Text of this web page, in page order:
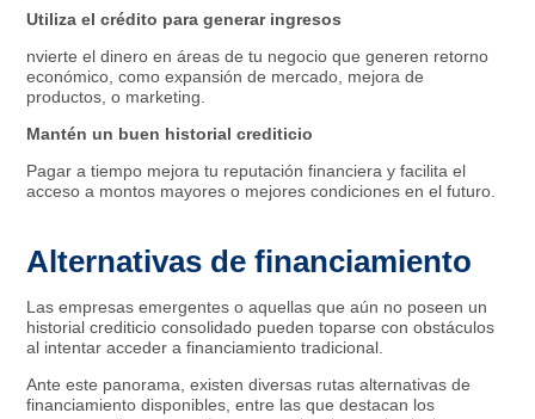
Utiliza el crédito para generar ingresos
nvierte el dinero en áreas de tu negocio que generen retorno
económico, como expansión de mercado, mejora de
productos, o marketing.
Mantén un buen historial crediticio
Pagar a tiempo mejora tu reputación financiera y facilita el
acceso a montos mayores o mejores condiciones en el futuro.
Alternativas de financiamiento
Las empresas emergentes o aquellas que aún no poseen un
historial crediticio consolidado pueden toparse con obstáculos
al intentar acceder a financiamiento tradicional.
Ante este panorama, existen diversas rutas alternativas de
financiamiento disponibles, entre las que destacan los